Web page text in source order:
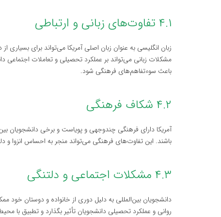
۴.۱ تفاوت‌های زبانی و ارتباطی
زبان انگلیسی به عنوان زبان اصلی آمریکا می‌تواند برای
مشکلات زبانی می‌تواند بر عملکرد تحصیلی و تعاملات اجتماعی
باعث سوءتفاهم‌های فرهنگی شود.
۴.۲ شکاف فرهنگی
آمریکا دارای فرهنگی چندوجهی و پویاست و برخی دانشجویان
باشند. این تفاوت‌های فرهنگی می‌تواند منجر به احساس انزوا و
۴.۳ مشکلات اجتماعی و دلتنگی
دانشجویان بین‌المللی به دلیل دوری از خانواده و دوستان
روانی و عملکرد تحصیلی دانشجویان تأثیر بگذارد و تطبیق با